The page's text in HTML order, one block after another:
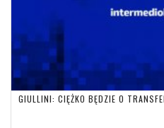
GIULLINI: CIĘŻKO BĘDZIE O